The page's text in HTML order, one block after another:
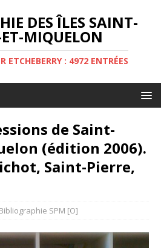
DES ÎLES SAINT-
ET-MIQUELON
ETCHEBERRY : 4972 ENTRÉES
de Saint-
(édition 2006).
Saint-Pierre,
Bibliographie SPM [O]